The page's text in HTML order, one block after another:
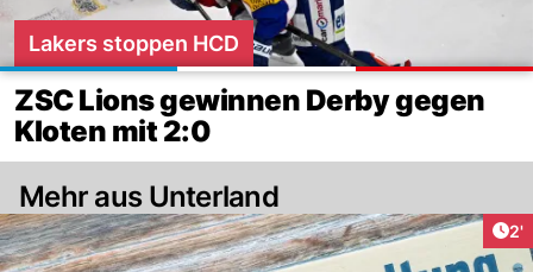
Lakers stoppen HCD
ZSC Lions gewinnen Derby gegen
Kloten mit 2:0
Mehr aus Unterland
2'